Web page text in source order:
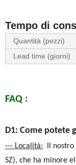
Tempo di
Quantità (pezzi)
Lead time (giorni)
FAQ :
D1: Come potete
--- Località:
Il
SZ), che ha minore